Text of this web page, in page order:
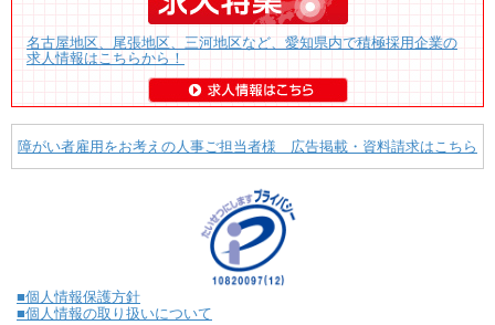
名古屋地区、尾張地区、三河地区など、愛知県内で積極採用企業の
求人情報はこちらから！
障がい者雇用をお考えの人事ご担当者様 広告掲載・資料請求はこちら
■個人情報保護方針
■個人情報の取り扱いについて